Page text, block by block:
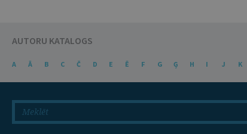
AUTORU KATALOGS
A Ā B C Č D E Ē F G Ģ H I J K